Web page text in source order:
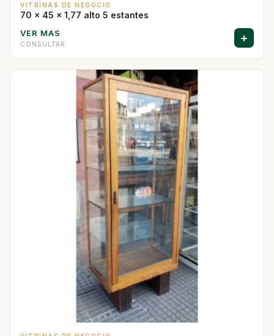
VITRINAS DE NEGOCIO
70 x 45 x 1,77 alto 5 estantes
VER MAS
CONSULTAR +